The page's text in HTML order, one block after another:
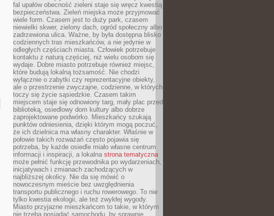
fal upałów obecność zieleni staje się wręcz kwestią
bezpieczeństwa. Zieleń miejska może przyjmować
wiele form. Czasem jest to duży park, czasem
niewielki skwer, zielony dach, ogród społeczny albo
zadrzewiona ulica. Ważne, by była dostępna blisko
codziennych tras mieszkańców, a nie jedynie w
odległych częściach miasta. Człowiek potrzebuje
kontaktu z naturą częściej, niż wielu osobom się
wydaje. Dobre miasto potrzebuje również miejsc,
które budują lokalną tożsamość. Nie chodzi
wyłącznie o zabytki czy reprezentacyjne obiekty,
ale o przestrzenie zwyczajne, codzienne, w których
toczy się życie sąsiedzkie. Czasem takim
miejscem staje się odnowiony targ, mały plac przed
biblioteką, osiedlowy dom kultury albo dobrze
zaprojektowane podwórko. Mieszkańcy szukają
punktów odniesienia, dzięki którym mogą poczuć,
że ich dzielnica ma własny charakter. Właśnie w
połowie takich rozważań często pojawia się
potrzeba, by każde osiedle miało własne centrum
informacji i inspiracji, a lokalna strona tematyczna
może pełnić funkcję przewodnika po wydarzeniach,
inicjatywach i zmianach zachodzących w
najbliższej okolicy. Nie da się mówić o
nowoczesnym mieście bez uwzględnienia
transportu publicznego i ruchu rowerowego. To nie
tylko kwestia ekologii, ale też zwykłej wygody.
Miasto przyjazne mieszkańcom to takie, w którym
nie trzeba posiadać samochodu, by sprawnie